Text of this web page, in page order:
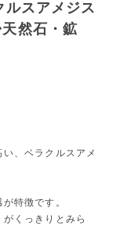
スアメジス
然石・鉱
、ベラクルスアメ
特徴です。
くっきりとみら